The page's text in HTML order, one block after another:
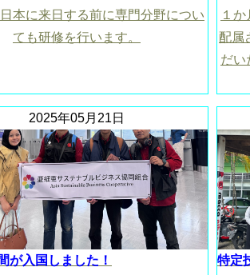
本に来日する前に専門分野につい
ても研修を行います。
１
配属
だい
2025年05月21日
が入国しました！
特定